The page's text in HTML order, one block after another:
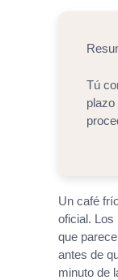
Tú
plazo
Un café
oficial. Los
que
antes de
minuto de